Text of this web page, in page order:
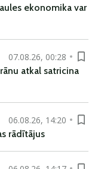
ekonomika var
07.08.26, 00:28
atkal satricina
06.08.26, 14:20
rādītājus